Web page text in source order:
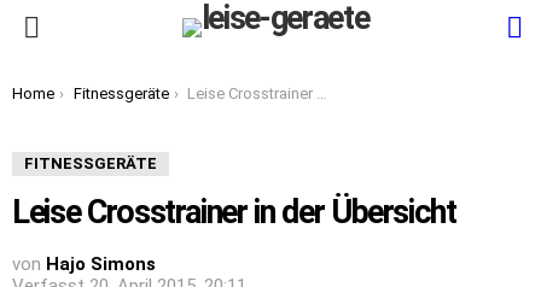
You are here:
Home Fitnessgeräte Leise Crosstrainer in der Übersicht
FITNESSGERÄTE
Leise Crosstrainer in der Übersicht
von Hajo Simons